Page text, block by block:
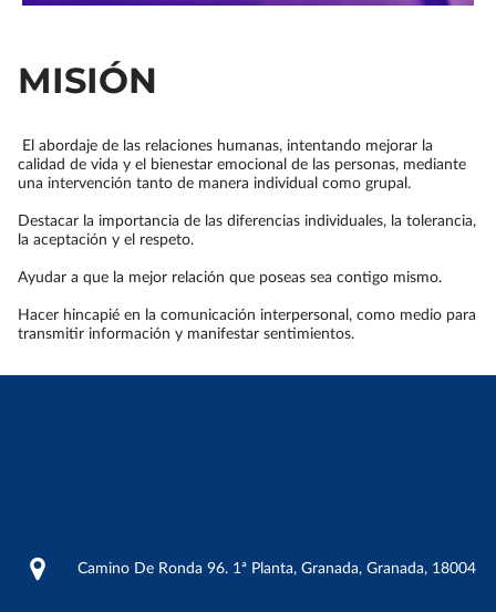
MISIÓN
El abordaje de las relaciones humanas, intentando mejorar la
calidad de vida y el bienestar emocional de las personas, mediante
una intervención tanto de manera individual como grupal.
Destacar la importancia de las diferencias individuales, la tolerancia,
la aceptación y el respeto.
Ayudar a que la mejor relación que poseas sea contigo mismo.
Hacer hincapié en la comunicación interpersonal, como medio para
transmitir información y manifestar sentimientos.
Camino De Ronda 96. 1ª Planta, Granada, Granada, 18004